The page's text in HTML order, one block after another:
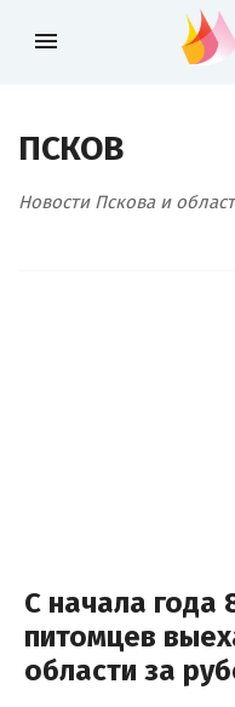
menu
ПСКОВ
Новости Пскова и
С начала года
питомцев
области за